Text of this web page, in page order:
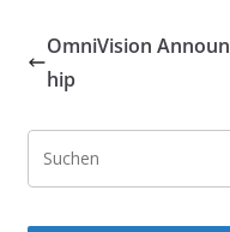
OmniVision
hip